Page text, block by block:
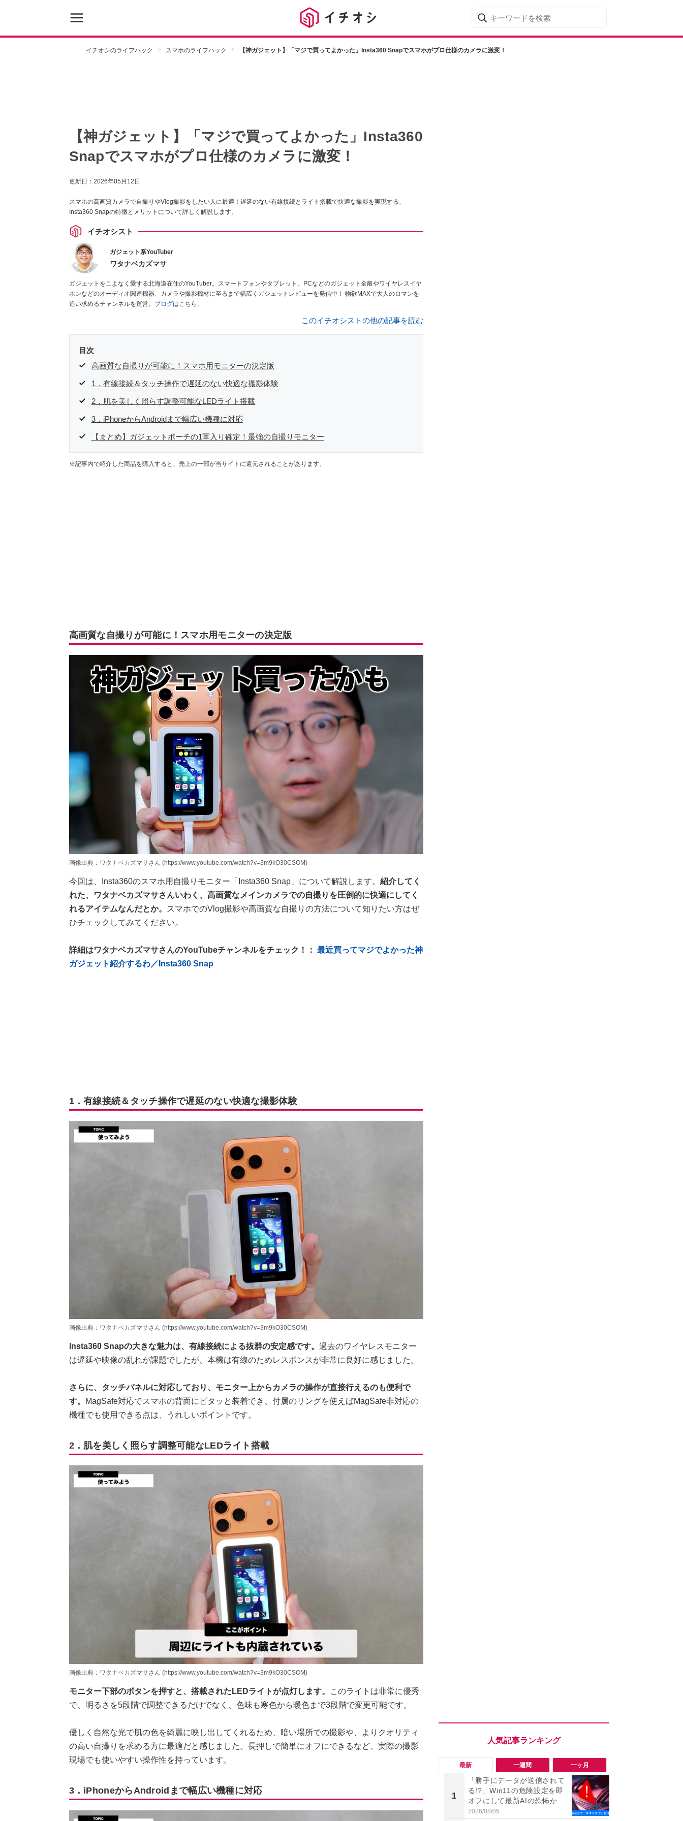
イチオシのライフハック スマホのライフハック 【神ガジェット】「マジで買ってよかった」Insta360 Snapでスマホがプロ仕様のカメラに激変！
【神ガジェット】「マジで買ってよかった」Insta360
Snapでスマホがプロ仕様のカメラに激変！
更新日： 2026年05月12日
スマホの高画質カメラで自撮りやVlog撮影をしたい人に最適！遅延のない有線接続とライト搭載で快適な撮影を実現する、
Insta360 Snapの特徴とメリットについて詳しく解説します。
イチオシスト
ガジェット系YouTuber
ワタナベカズマサ
ガジェットをこよなく愛する北海道在住のYouTuber。スマートフォンやタブレット、PCなどのガジェット全般やワイヤレスイヤ
ホンなどのオーディオ関連機器、カメラや撮影機材に至るまで幅広くガジェットレビューを発信中！ 物欲MAXで大人のロマンを
追い求めるチャンネルを運営。
ブログはこちら。
このイチオシストの他の記事を読む
目次
高画質な自撮りが可能に！スマホ用モニターの決定版
1．有線接続＆タッチ操作で遅延のない快適な撮影体験
2．肌を美しく照らす調整可能なLEDライト搭載
3．iPhoneからAndroidまで幅広い機種に対応
【まとめ】ガジェットポーチの1軍入り確定！最強の自撮りモニター
※記事内で紹介した商品を購入すると、売上の一部が当サイトに還元されることがあります。
高画質な自撮りが可能に！スマホ用モニターの決定版
画像出典：ワタナベカズマサさん (https://www.youtube.com/watch?v=3m9kO30CSOM)
今回は、Insta360のスマホ用自撮りモニター「Insta360 Snap」について解説します。 紹介してく
れた、ワタナベカズマサさんいわく、高画質なメインカメラでの自撮りを圧倒的に快適にしてく
れるアイテムなんだとか。
スマホでのVlog撮影や高画質な自撮りの方法について知りたい方はぜ
ひチェックしてみてください。
詳細はワタナベカズマサさんのYouTubeチャンネルをチェック！： 最近買ってマジでよかった神
ガジェット紹介するわ／Insta360 Snap
1．有線接続＆タッチ操作で遅延のない快適な撮影体験
画像出典：ワタナベカズマサさん (https://www.youtube.com/watch?v=3m9kO30CSOM)
Insta360 Snapの大きな魅力は、有線接続による抜群の安定感です。 過去のワイヤレスモニター
は遅延や映像の乱れが課題でしたが、本機は有線のためレスポンスが非常に良好に感じました。
さらに、タッチパネルに対応しており、モニター上からカメラの操作が直接行えるのも便利で
す。
MagSafe対応でスマホの背面にピタッと装着でき、付属のリングを使えばMagSafe非対応の
機種でも使用できる点は、うれしいポイントです。
2．肌を美しく照らす調整可能なLEDライト搭載
画像出典：ワタナベカズマサさん (https://www.youtube.com/watch?v=3m9kO30CSOM)
モニター下部のボタンを押すと、搭載されたLEDライトが点灯します。
このライトは非常に優秀
で、明るさを5段階で調整できるだけでなく、色味も寒色から暖色まで3段階で変更可能です。
優しく自然な光で肌の色を綺麗に映し出してくれるため、暗い場所での撮影や、よりクオリティ
の高い自撮りを求める方に最適だと感じました。長押しで簡単にオフにできるなど、実際の撮影
現場でも使いやすい操作性を持っています。
3．iPhoneからAndroidまで幅広い機種に対応
最新 一週間 一ヶ月
1
「勝手にデータが送信されて
る!?」Win11の危険設定を即
オフにして最新AIの恐怖から
身を守る技
2026/08/05